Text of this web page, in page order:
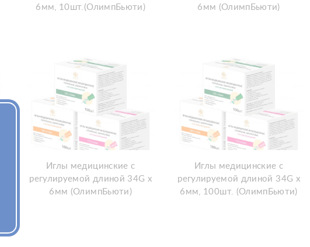
6мм, 10шт.(ОлимпБьюти)
6мм (ОлимпБьюти)
Иглы медицинские с
регулируемой длиной 34G х
6мм (ОлимпБьюти)
Иглы медицинские с
регулируемой длиной 34G х
6мм, 100шт. (ОлимпБьюти)